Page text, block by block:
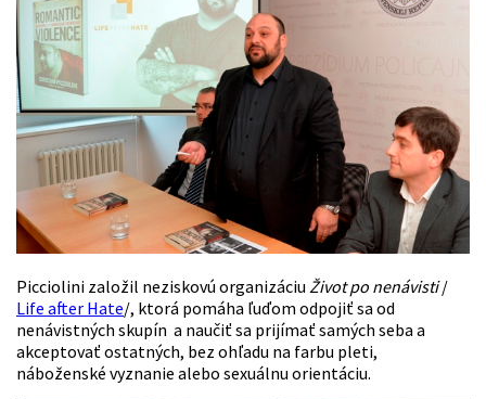
Picciolini založil neziskovú organizáciu Život po nenávisti/
Life after Hate/, ktorá pomáha ľuďom odpojiť sa od
nenávistných skupín a naučiť sa prijímať samých seba a
akceptovať ostatných, bez ohľadu na farbu pleti,
náboženské vyznanie alebo sexuálnu orientáciu.